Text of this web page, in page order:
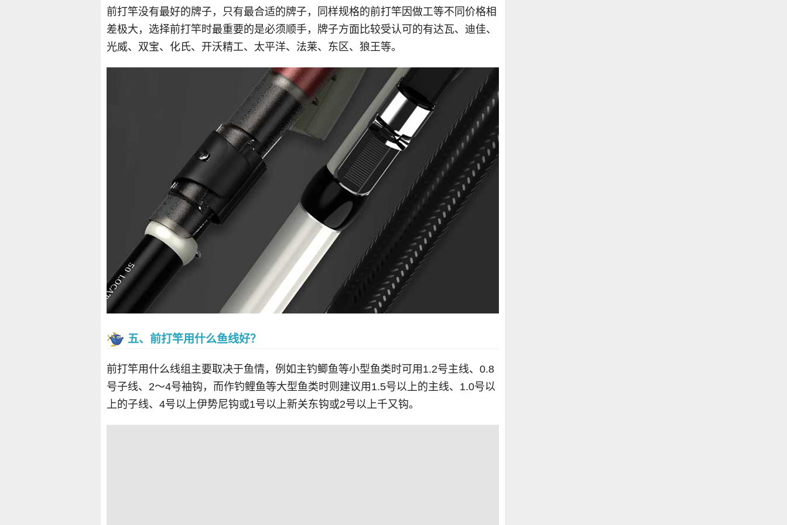
前打竿没有最好的牌子，只有最合适的牌子，同样规格的前打竿因做工等不同价格相
差极大，选择前打竿时最重要的是必须顺手，牌子方面比较受认可的有达瓦、迪佳、
光威、双宝、化氏、开沃精工、太平洋、法莱、东区、狼王等。
五、前打竿用什么鱼线好？
前打竿用什么线组主要取决于鱼情，例如主钓鲫鱼等小型鱼类时可用1.2号主线、0.8
号子线、2～4号袖钩，而作钓鲤鱼等大型鱼类时则建议用1.5号以上的主线、1.0号以
上的子线、4号以上伊势尼钩或1号以上新关东钩或2号以上千又钩。